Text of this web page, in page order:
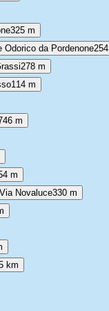
325 m
Odorico da Pordenone
278 m
114 m
m
m
Novaluce330 m
km